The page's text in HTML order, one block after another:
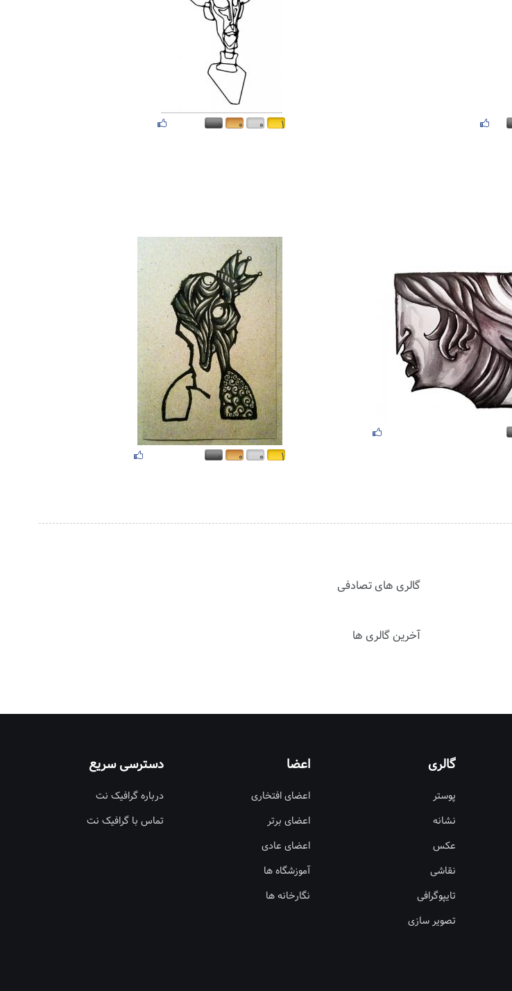
۱ ۰ ۰ ۰
۱
۰ ۰ ۰
گالری های تصادفی
آخرین گالری ها
گالری
پوستر
نشانه
عکس
نقاشی
تایپوگرافی
تصویر سازی
اعضا
اعضای افتخاری
اعضای برتر
اعضای عادی
آموزشگاه ها
نگارخانه ها
دسترسی سریع
درباره گرافیک نت
تماس با گرافیک نت